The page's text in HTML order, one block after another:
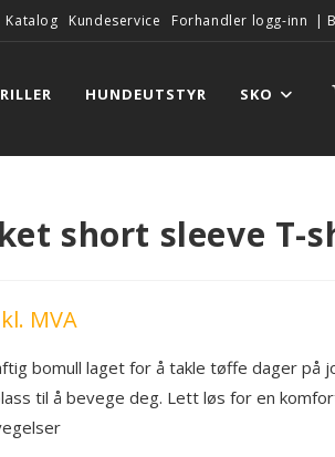
Katalog Kundeservice Forhandler logg-inn |
HUNDEUTSTYR SKO
short sleeve T-
MVA
bomull laget for å takle tøffe dager på
til å bevege deg. Lett løs for en